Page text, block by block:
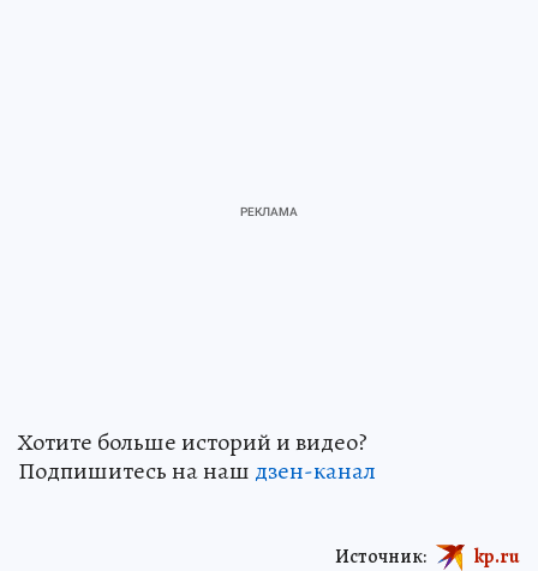
Хотите больше историй и видео?
Подпишитесь на наш дзен-канал
Источник: kp.ru